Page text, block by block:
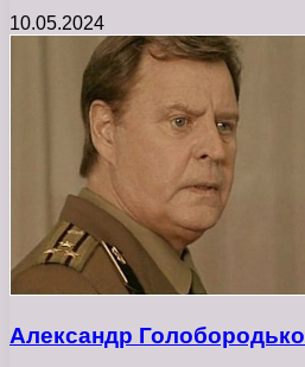
10.05.2024
Александр Голобородько